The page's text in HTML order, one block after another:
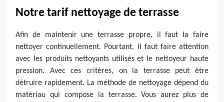
Notre tarif nettoyage de terrasse
Afin de maintenir une terrasse propre, il faut la faire
nettoyer continuellement. Pourtant, il faut faire attention
avec les produits nettoyants utilisés et le nettoyeur haute
pression. Avec ces critères, on la terrasse peut être
détruire rapidement. La méthode de nettoyage dépend du
matériau qui compose la terrasse. Vous aurez plus de